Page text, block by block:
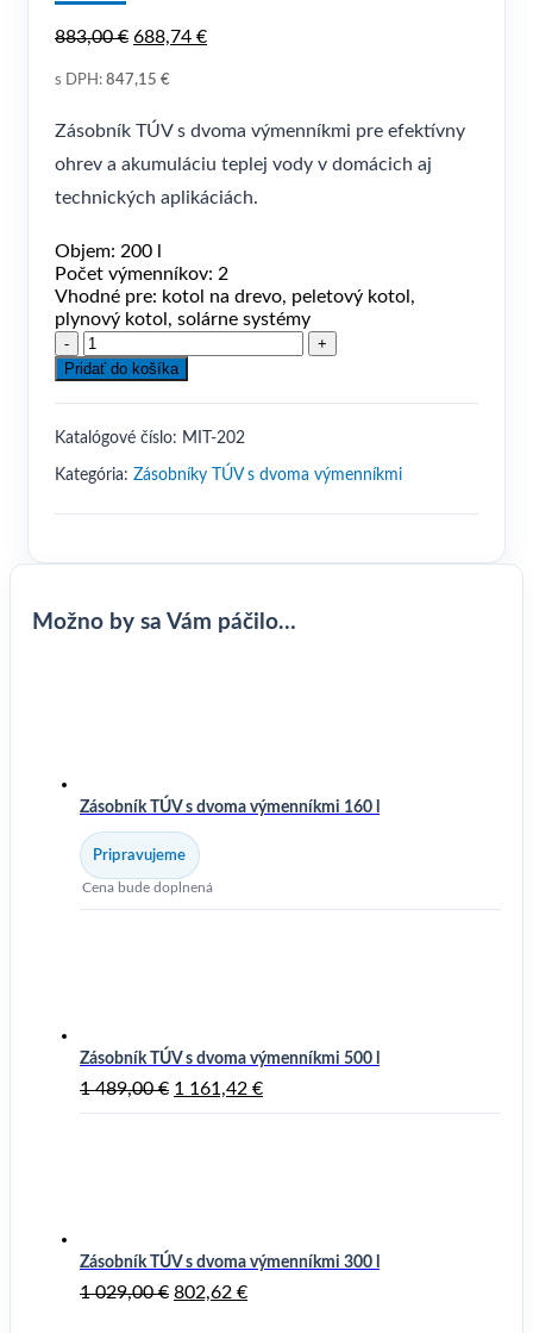
883,00€ Pôvodná
bola:
688,74 €Aktuálna
s DPH: 847,15 €
Zásobník TÚV s dvoma výmenníkmi pre efektívny
ohrev a akumuláciu teplej vody v domácich aj
technických aplikáciách.
Objem: 200 l
Počet výmenníkov: 2
Vhodné pre: kotol na drevo, peletový kotol,
plynový kotol, solárne systémy
množstvo
Zásobník
TÚV
s
dvoma
200
Pridať do košíka
Katalógové číslo: MIT-202
Kategória: Zásobníky TÚV s dvoma výmenníkmi
Možno by sa Vám páčilo…
Zásobník TÚV s dvoma výmenníkmi 160 l
Pripravujeme
Cena bude doplnená
Zásobník TÚV s dvoma výmenníkmi 500 l
1 489,00€ Pôvodná
cena
1 161,42 €Aktuálna
cena
Zásobník TÚV s dvoma výmenníkmi 300 l
1 029,00€ Pôvodná
802,62 €Aktuálna